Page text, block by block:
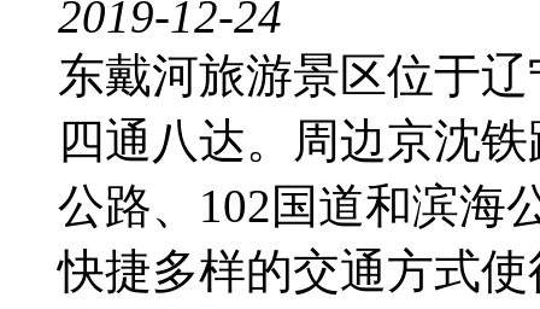
2019-12-24
东戴河旅游景区位于
四通八达。周边京沈
公路、102国道和滨海
快捷多样的交通方式